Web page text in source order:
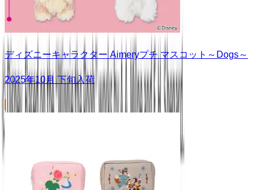
ディズニーキャラクター Aimeryプチ マスコット～Dogs～
2025年10月 下旬入荷